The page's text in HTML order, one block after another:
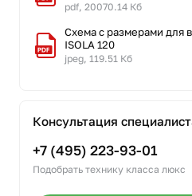
pdf, 20070.14 Кб
Схема с размерами для
ISOLA 120
jpeg, 119.51 Кб
Консультация
+7 (495) 223-93-01
Подобрать технику класса люкс